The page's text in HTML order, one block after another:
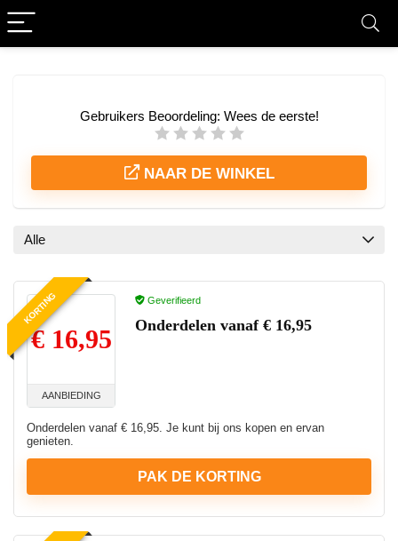
Gebruikers Beoordeling: Wees de eerste!
NAAR DE WINKEL
Alle
KORTING
€ 16,95
AANBIEDING
Geverifieerd
Onderdelen vanaf € 16,95
Onderdelen vanaf € 16,95. Je kunt bij ons kopen en ervan
genieten.
PAK DE KORTING